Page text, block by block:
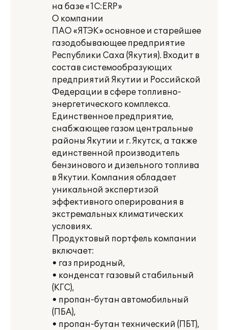
на базе «1С:ERP»
О компании
ПАО «ЯТЭК» основное и старейшее
газодобывающее предприятие
Республики Саха (Якутия). Входит в
состав системообразующих
предприятий Якутии и Российской
Федерации в сфере топливно-
энергетического комплекса.
Единственное предприятие,
снабжающее газом центральные
районы Якутии и г. Якутск, а также
единственной производитель
бензинового и дизельного топлива
в Якутии. Компания обладает
уникальной экспертизой
эффективного оперирования в
экстремальных климатических
условиях.
Продуктовый портфель компании
включает:
• газ природный,
• конденсат газовый стабильный
(КГС),
• пропан-бутан автомобильный
(ПБА),
• пропан-бутан технический (ПБТ),